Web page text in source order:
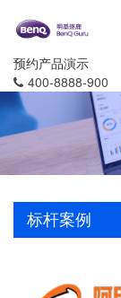
预约产品演示
400-8888-900
标杆案例